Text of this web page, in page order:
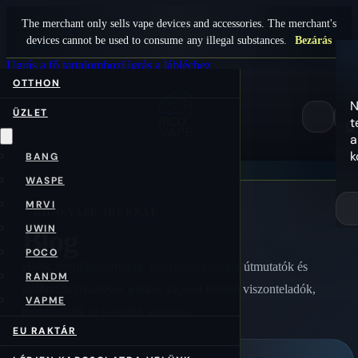
The merchant only sells vape devices and accessories. The merchant's
devices cannot be used to consume any illegal substances.
Bezárás
Ugrás a fő tartalomhozUgrás a lábléchez
OTTHON
ÜZLET
BANG
WASPE
MRVI
UWIN
POCO
RANDM
VAPME
EU RAKTÁR
0
a
RICO VAPE JOURNAL
Blog
Hírek, termékismertetők, nagykereskedelmi útmutatók és
gyakorlati frissítések a Rico Vape-et követő viszonteladók,